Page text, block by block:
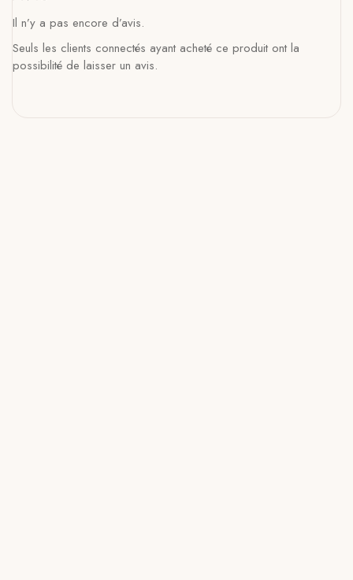
Il n’y a pas encore d’avis.
Seuls les clients connectés ayant acheté ce produit ont la
possibilité de laisser un avis.